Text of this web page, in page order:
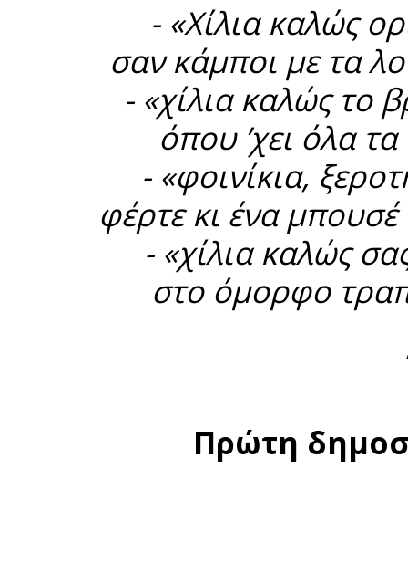
- «Χίλια καλώς
σαν κάμποι με τα
- «χίλια καλώς το
όπου ’χει όλα
- «φοινίκια,
φέρτε κι ένα
- «χίλια καλώς
στο όμορφο
Πρώτη